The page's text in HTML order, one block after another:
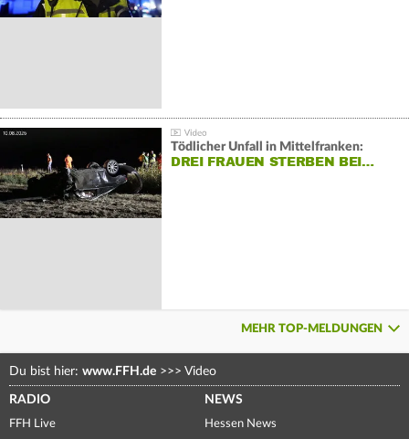
Tödlicher Unfall in Mittelfranken:
DREI FRAUEN STERBEN BEI…
MEHR TOP-MELDUNGEN
Du bist hier: www.FFH.de >>> Video
RADIO
FFH Live
NEWS
Hessen News